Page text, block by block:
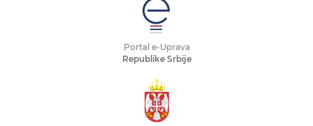
Portal e-Uprava
Republike Srbije